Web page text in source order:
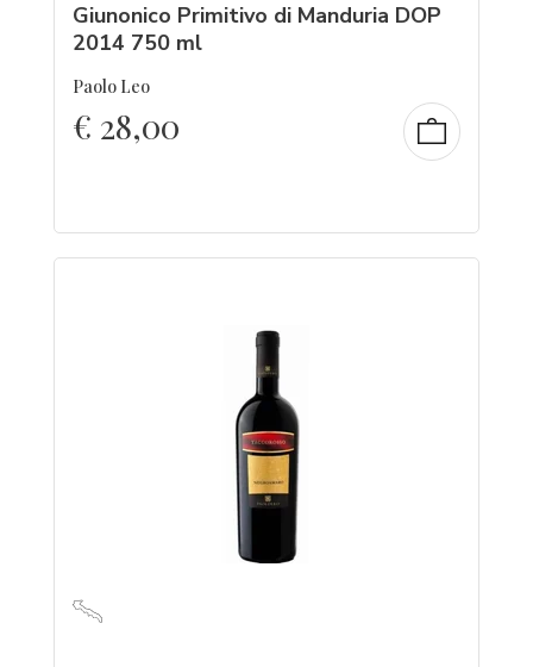
Giunonico Primitivo di Manduria DOP
2014 750 ml
Paolo Leo
€ 28,00